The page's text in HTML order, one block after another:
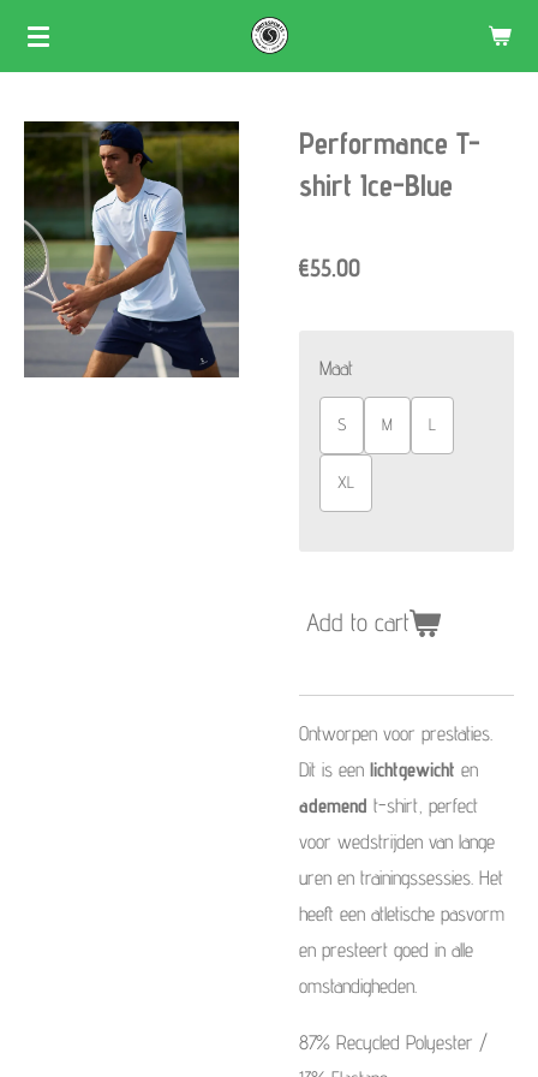
Skip
content
Performance T-
shirt Ice-Blue
€55.00
Maat
S M L
XL
Add to cart
Ontworpen voor prestaties.
Dit is een lichtgewicht en
ademend t-shirt, perfect
voor wedstrijden van lange
uren en trainingssessies. Het
heeft een atletische pasvorm
en presteert goed in alle
omstandigheden.
87% Recycled Polyester /